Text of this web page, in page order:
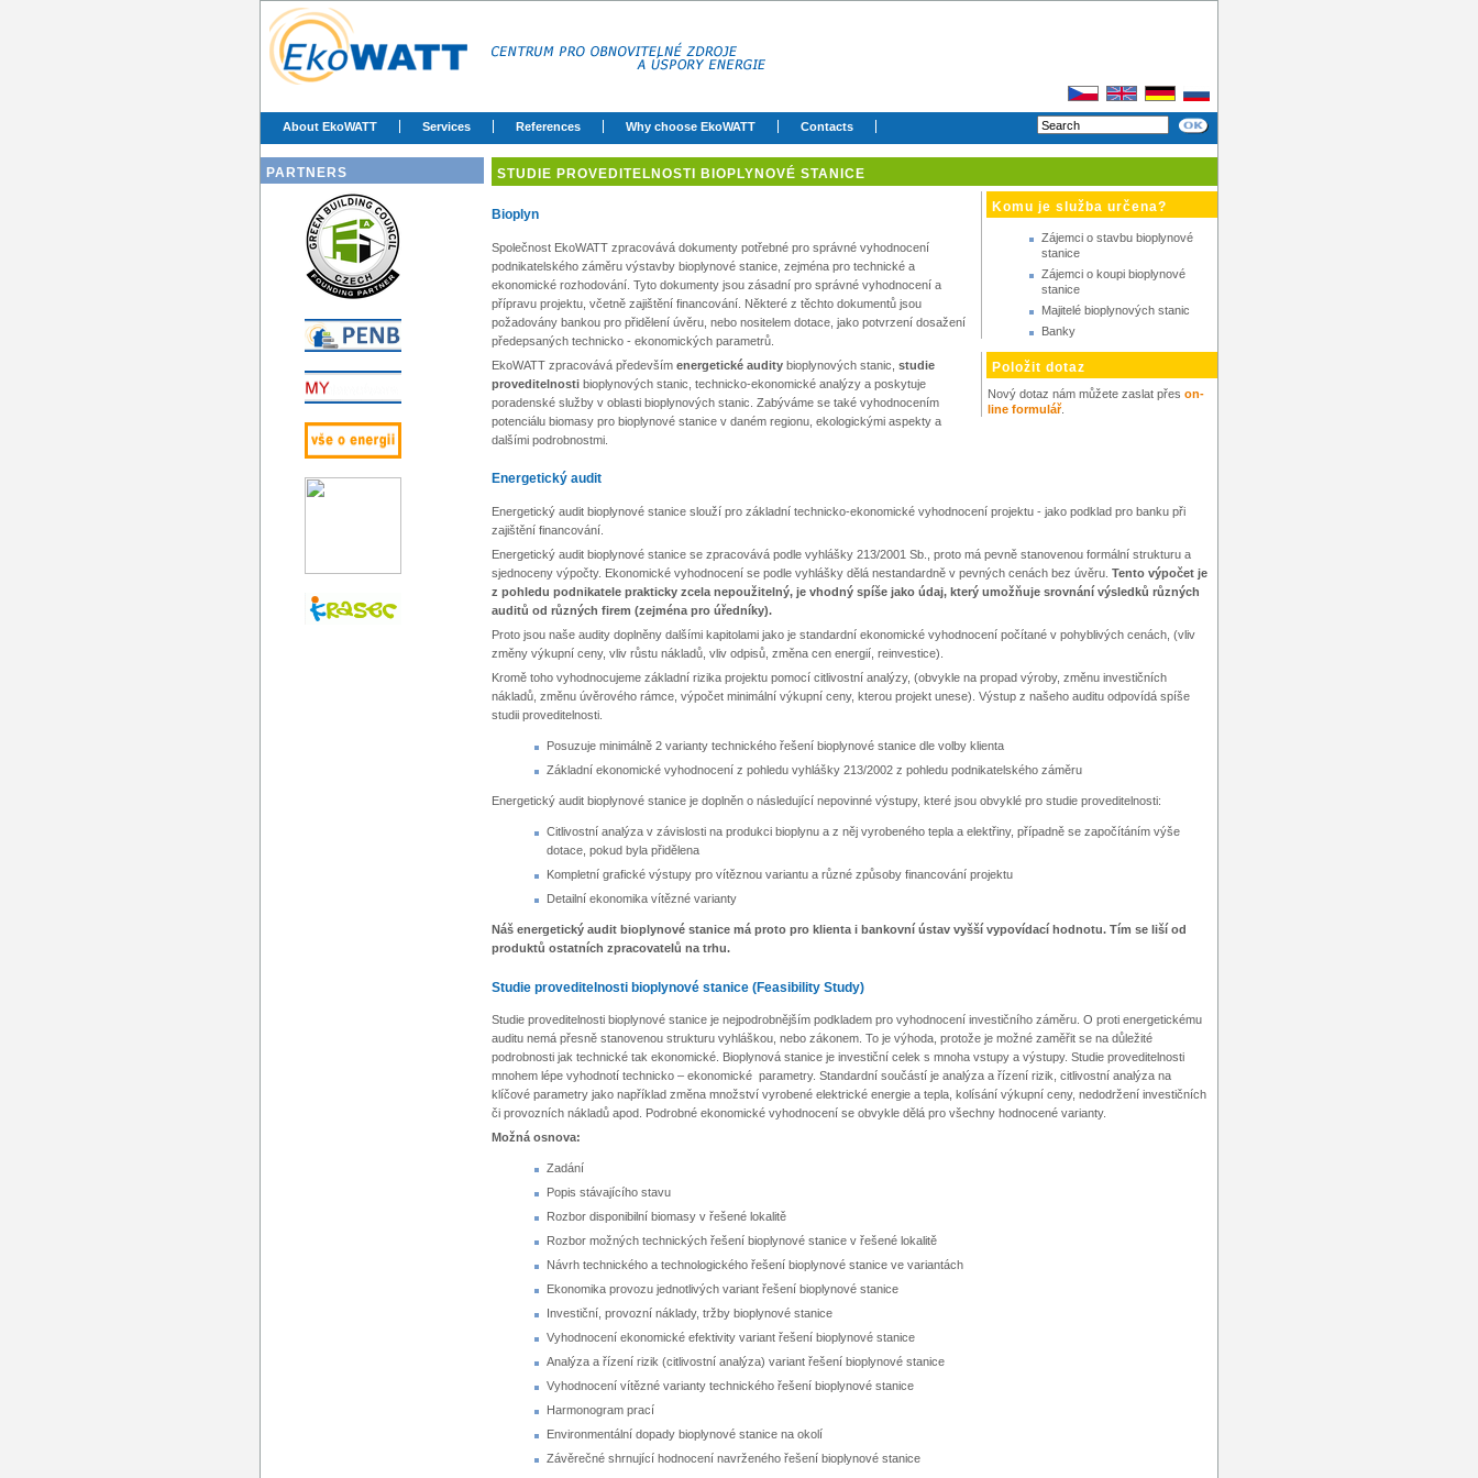
About EkoWATT Services References Why choose EkoWATT Contacts
PARTNERS STUDIE PROVEDITELNOSTI BIOPLYNOVÉ STANICE
Komu je služba určena?
Zájemci o stavbu bioplynové
stanice
Zájemci o koupi bioplynové
stanice
Majitelé bioplynových stanic
Banky
Položit dotaz
Nový dotaz nám můžete zaslat přes on-
line formulář.
Bioplyn
Společnost EkoWATT zpracovává dokumenty potřebné pro správné vyhodnocení
podnikatelského záměru výstavby bioplynové stanice, zejména pro technické a
ekonomické rozhodování. Tyto dokumenty jsou zásadní pro správné vyhodnocení a
přípravu projektu, včetně zajištění financování. Některé z těchto dokumentů jsou
požadovány bankou pro přidělení úvěru, nebo nositelem dotace, jako potvrzení dosažení
předepsaných technicko - ekonomických parametrů.
EkoWATT zpracovává především energetické audity bioplynových stanic, studie
proveditelnosti bioplynových stanic, technicko-ekonomické analýzy a poskytuje
poradenské služby v oblasti bioplynových stanic. Zabýváme se také vyhodnocením
potenciálu biomasy pro bioplynové stanice v daném regionu, ekologickými aspekty a
dalšími podrobnostmi.
Energetický audit
Energetický audit bioplynové stanice slouží pro základní technicko-ekonomické vyhodnocení projektu - jako podklad pro banku při
zajištění financování.
Energetický audit bioplynové stanice se zpracovává podle vyhlášky 213/2001 Sb., proto má pevně stanovenou formální strukturu a
sjednoceny výpočty. Ekonomické vyhodnocení se podle vyhlášky dělá nestandardně v pevných cenách bez úvěru. Tento výpočet je
z pohledu podnikatele prakticky zcela nepoužitelný, je vhodný spíše jako údaj, který umožňuje srovnání výsledků různých
auditů od různých firem (zejména pro úředníky).
Proto jsou naše audity doplněny dalšími kapitolami jako je standardní ekonomické vyhodnocení počítané v pohyblivých cenách, (vliv
změny výkupní ceny, vliv růstu nákladů, vliv odpisů, změna cen energií, reinvestice).
Kromě toho vyhodnocujeme základní rizika projektu pomocí citlivostní analýzy, (obvykle na propad výroby, změnu investičních
nákladů, změnu úvěrového rámce, výpočet minimální výkupní ceny, kterou projekt unese). Výstup z našeho auditu odpovídá spíše
studii proveditelnosti.
Posuzuje minimálně 2 varianty technického řešení bioplynové stanice dle volby klienta
Základní ekonomické vyhodnocení z pohledu vyhlášky 213/2002 z pohledu podnikatelského záměru
Energetický audit bioplynové stanice je doplněn o následující nepovinné výstupy, které jsou obvyklé pro studie proveditelnosti:
Citlivostní analýza v závislosti na produkci bioplynu a z něj vyrobeného tepla a elektřiny, případně se započítáním výše
dotace, pokud byla přidělena
Kompletní grafické výstupy pro vítěznou variantu a různé způsoby financování projektu
Detailní ekonomika vítězné varianty
Náš energetický audit bioplynové stanice má proto pro klienta i bankovní ústav vyšší vypovídací hodnotu. Tím se liší od
produktů ostatních zpracovatelů na trhu.
Studie proveditelnosti bioplynové stanice (Feasibility Study)
Studie proveditelnosti bioplynové stanice je nejpodrobnějším podkladem pro vyhodnocení investičního záměru. O proti energetickému
auditu nemá přesně stanovenou strukturu vyhláškou, nebo zákonem. To je výhoda, protože je možné zaměřit se na důležité
podrobnosti jak technické tak ekonomické. Bioplynová stanice je investiční celek s mnoha vstupy a výstupy. Studie proveditelnosti
mnohem lépe vyhodnotí technicko – ekonomické parametry. Standardní součástí je analýza a řízení rizik, citlivostní analýza na
klíčové parametry jako například změna množství vyrobené elektrické energie a tepla, kolísání výkupní ceny, nedodržení investičních
či provozních nákladů apod. Podrobné ekonomické vyhodnocení se obvykle dělá pro všechny hodnocené varianty.
Možná osnova:
Zadání
Popis stávajícího stavu
Rozbor disponibilní biomasy v řešené lokalitě
Rozbor možných technických řešení bioplynové stanice v řešené lokalitě
Návrh technického a technologického řešení bioplynové stanice ve variantách
Ekonomika provozu jednotlivých variant řešení bioplynové stanice
Investiční, provozní náklady, tržby bioplynové stanice
Vyhodnocení ekonomické efektivity variant řešení bioplynové stanice
Analýza a řízení rizik (citlivostní analýza) variant řešení bioplynové stanice
Vyhodnocení vítězné varianty technického řešení bioplynové stanice
Harmonogram prací
Environmentální dopady bioplynové stanice na okolí
Závěrečné shrnující hodnocení navrženého řešení bioplynové stanice